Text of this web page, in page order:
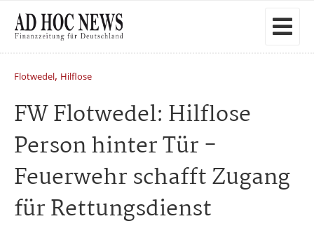
Flotwedel, Hilflose
FW Flotwedel: Hilflose
Person hinter Tür -
Feuerwehr schafft Zugang
für Rettungsdienst